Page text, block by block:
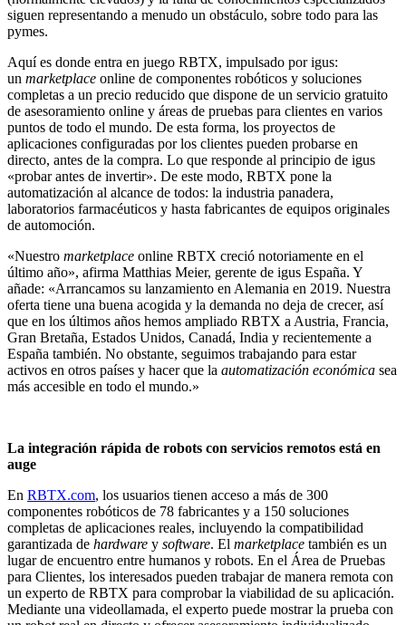
siguen representando a menudo un obstáculo, sobre todo para las
pymes.
Aquí es donde entra en juego RBTX, impulsado por igus:
un marketplace online de componentes robóticos y soluciones
completas a un precio reducido que dispone de un servicio gratuito
de asesoramiento online y áreas de pruebas para clientes en varios
puntos de todo el mundo. De esta forma, los proyectos de
aplicaciones configuradas por los clientes pueden probarse en
directo, antes de la compra. Lo que responde al principio de igus
«probar antes de invertir». De este modo, RBTX pone la
automatización al alcance de todos: la industria panadera,
laboratorios farmacéuticos y hasta fabricantes de equipos originales
de automoción.
«Nuestro marketplace online RBTX creció notoriamente en el
último año», afirma Matthias Meier, gerente de igus España. Y
añade: «Arrancamos su lanzamiento en Alemania en 2019. Nuestra
oferta tiene una buena acogida y la demanda no deja de crecer, así
que en los últimos años hemos ampliado RBTX a Austria, Francia,
Gran Bretaña, Estados Unidos, Canadá, India y recientemente a
España también. No obstante, seguimos trabajando para estar
activos en otros países y hacer que la automatización económica sea
más accesible en todo el mundo.»
La integración rápida de robots con servicios remotos está en
auge
En RBTX.com, los usuarios tienen acceso a más de 300
componentes robóticos de 78 fabricantes y a 150 soluciones
completas de aplicaciones reales, incluyendo la compatibilidad
garantizada de hardware y software. El marketplace también es un
lugar de encuentro entre humanos y robots. En el Área de Pruebas
para Clientes, los interesados pueden trabajar de manera remota con
un experto de RBTX para comprobar la viabilidad de su aplicación.
Mediante una videollamada, el experto puede mostrar la prueba con